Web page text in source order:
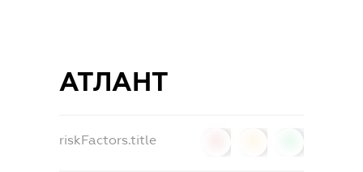
АТЛАНТ
riskFactors.title